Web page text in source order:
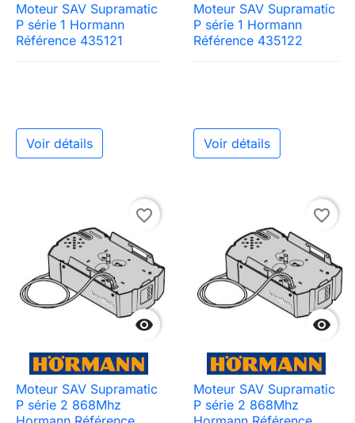
Moteur SAV Supramatic
P série 1 Hormann
Référence 435121
Voir détails
Moteur SAV Supramatic
P série 1 Hormann
Référence 435122
Voir détails

favorite_border
Moteur SAV Supramatic
P série 2 868Mhz

favorite_border
Moteur SAV Supramatic
P série 2 868Mhz